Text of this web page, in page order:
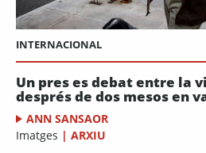
INTERNACIONAL
Un pres es debat entre la
després de dos mesos en
ANN SANSAOR
Imatges | ARXIU